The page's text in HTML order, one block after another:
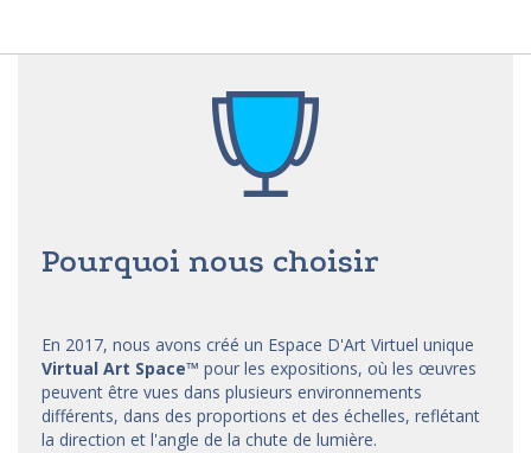
Pourquoi nous choisir
En 2017, nous avons créé un Espace D'Art Virtuel unique
Virtual Art Space™ pour les expositions, où les œuvres
peuvent être vues dans plusieurs environnements
différents, dans des proportions et des échelles, reflétant
la direction et l'angle de la chute de lumière.